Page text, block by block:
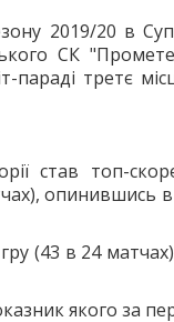
2019/20 в
СК
третє
став топ-
опинившись
(43 в 24
якого за